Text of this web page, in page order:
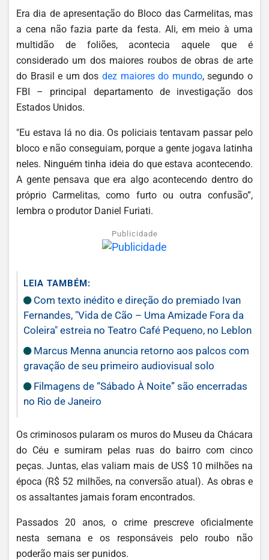
Era dia de apresentação do Bloco das Carmelitas, mas
a cena não fazia parte da festa. Ali, em meio à uma
multidão de foliões, acontecia aquele que é
considerado um dos maiores roubos de obras de arte
do Brasil e um dos dez maiores do mundo, segundo o
FBI – principal departamento de investigação dos
Estados Unidos.
"Eu estava lá no dia. Os policiais tentavam passar pelo
bloco e não conseguiam, porque a gente jogava latinha
neles. Ninguém tinha ideia do que estava acontecendo.
A gente pensava que era algo acontecendo dentro do
próprio Carmelitas, como furto ou outra confusão”,
lembra o produtor Daniel Furiati.
Publicidade
LEIA TAMBÉM:
Com texto inédito e direção do premiado Ivan
Fernandes, "Vida de Cão – Uma Amizade Fora da
Coleira" estreia no Teatro Café Pequeno, no Leblon
Marcus Menna anuncia retorno aos palcos com
gravação de seu primeiro audiovisual solo
Filmagens de “Sábado À Noite” são encerradas
no Rio de Janeiro
Os criminosos pularam os muros do Museu da Chácara
do Céu e sumiram pelas ruas do bairro com cinco
peças. Juntas, elas valiam mais de US$ 10 milhões na
época (R$ 52 milhões, na conversão atual). As obras e
os assaltantes jamais foram encontrados.
Passados 20 anos, o crime prescreve oficialmente
nesta semana e os responsáveis pelo roubo não
poderão mais ser punidos.